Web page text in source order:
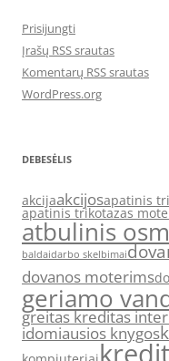
Prisijungti
Įrašų RSS srautas
Komentarų RSS srautas
WordPress.org
DEBESĖLIS
akcijaakcijosapatinis
apatinis trikotazas
atbulinis
baldaidarbo skelbimai
dovanos moterims
geriamo
greitas kreditas
idomiausios knygos